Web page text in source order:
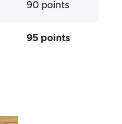
90 points
95 points